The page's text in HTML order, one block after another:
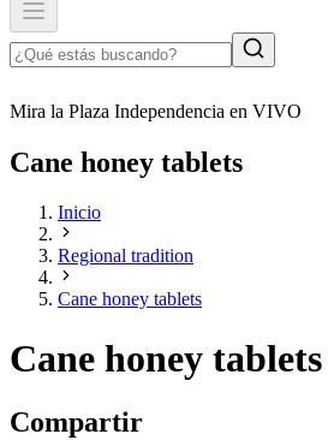
Mira la Plaza Independencia en VIVO
Cane honey tablets
Inicio
Regional tradition
Cane honey tablets
Cane honey tablets
Compartir